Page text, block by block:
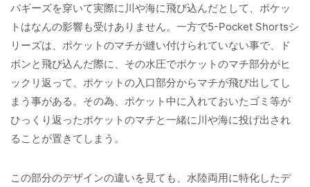
バギーズを穿いて実際に川や海に飛び込んだとして、ポケッ
トはなんの影響も受けありません。一方で5-Pocket Shortsシ
リーズは、ポケットのマチが縫い付けられていない事で、ド
ボンと飛び込んだ際に、その水圧でポケットのマチ部分がヒ
ックリ返って、ポケットの入口部分からマチが飛び出してし
まう事がある。その為、ポケット中に入れておいたゴミ等が
ひっくり返ったポケットのマチと一緒に川や海に投げ出され
ることが置きてしまう。
この部分のデザインの違いを見ても、水陸両用に特化したデ